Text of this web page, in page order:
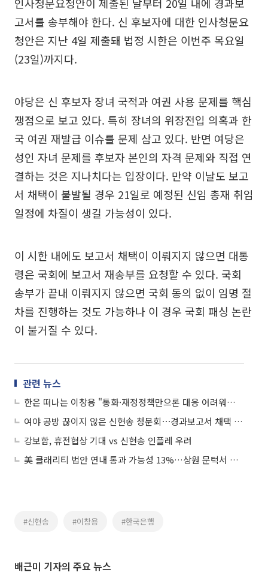
고서를 송부해야 한다. 신 후보자에 대한 인사청문요
청안은 지난 4일 제출돼 법정 시한은 이번주 목요일
(23일)까지다.
야당은 신 후보자 장녀 국적과 여권 사용 문제를 핵심
쟁점으로 보고 있다. 특히 장녀의 위장전입 의혹과 한
국 여권 재발급 이슈를 문제 삼고 있다. 반면 여당은
성인 자녀 문제를 후보자 본인의 자격 문제와 직접 연
결하는 것은 지나치다는 입장이다. 만약 이날도 보고
서 채택이 불발될 경우 21일로 예정된 신임 총재 취임
일정에 차질이 생길 가능성이 있다.
이 시한 내에도 보고서 채택이 이뤄지지 않으면 대통
령은 국회에 보고서 재송부를 요청할 수 있다. 국회
송부가 끝내 이뤄지지 않으면 국회 동의 없이 임명 절
차를 진행하는 것도 가능하나 이 경우 국회 패싱 논란
이 불거질 수 있다.
관련 뉴스
한은 떠나는 이창용 "통화·재정정책만으론 대응 어려워⋯구조개혁 필요"
여야 공방 끊이지 않은 신현송 청문회⋯경과보고서 채택 못하고 종료
강보합, 휴전협상 기대 vs 신현송 인플레 우려
美 클래리티 법안 연내 통과 가능성 13%…상원 문턱서 제동
#신현송 #이창용 #한국은행
배근미 기자의 주요 뉴스